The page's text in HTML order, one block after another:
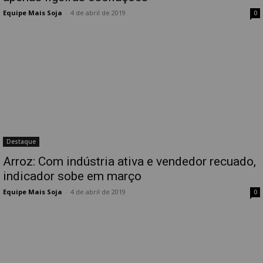
Equipe Mais Soja 4 de abril de 2019 0
Destaque
Arroz: Com indústria ativa e vendedor recuado,
indicador sobe em março
Equipe Mais Soja 4 de abril de 2019 0